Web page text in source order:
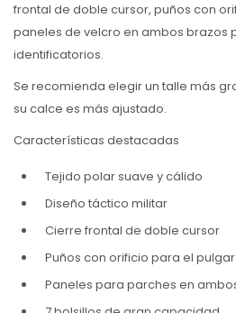
frontal de doble cursor, puños con
paneles de velcro en ambos brazos
identificatorios.
Se recomienda elegir un talle más
su calce es más ajustado.
Características destacadas
Tejido polar suave y cálido
Diseño táctico militar
Cierre frontal de doble cursor
Puños con orificio para el pulgar
Paneles para parches en